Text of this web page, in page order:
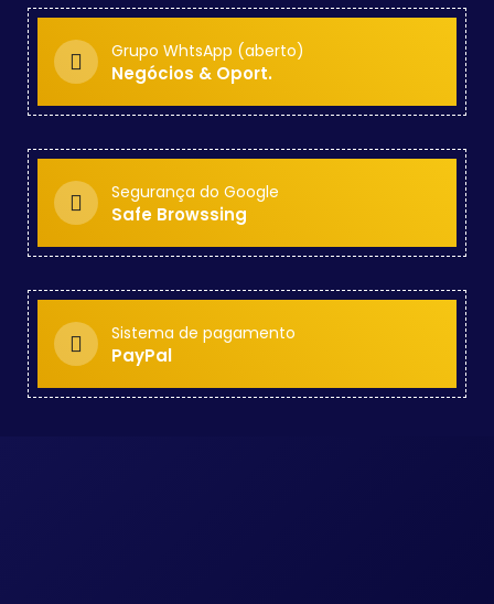
Grupo WhtsApp (aberto)
Negócios & Oport.
Segurança do Google
Safe Browssing
Sistema de pagamento
PayPal